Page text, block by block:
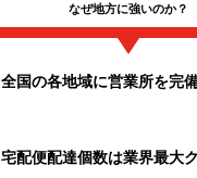
なぜ地方に強いのか？
全国の各地域に営業所を完
宅配便配達個数は業界最大